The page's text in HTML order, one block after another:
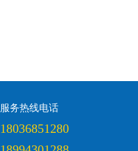
服务热线电话
18036851280